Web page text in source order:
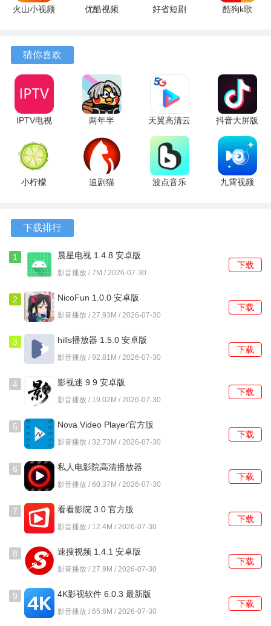
软件亮点
1、学习路径规划并非固定模板，而是根据用户已学内容和预
设目标动态调整，形成专属的进阶方案。
2、内容库保持高频次更新，不仅限于课程，还包括最新的法
规解读、行业判例分析等前沿资讯。
3、在听课过程中遇到疑难，可以直接在课程页面提交问题，
会有相关领域的讲师或助教进行实时解答。
1、支持高清视频流媒体播放，允许调整播放速度，并提供清
晰的字幕文稿，适应不同的学习习惯。
2、设定学习计划后，系统会根据计划时间点，通过消息推送
的方式发出提醒，帮助维持学习节奏。
3、所有学习记录，包括笔记、收藏的课程片段和提问历史，
都会在个人中心集中保存并支持检索。
4、完成特定章节或课程后，会提供配套的练习题或案例分析
作业，用于巩固所学知识点。
使用教程
1、首次进入后，系统会引导进行专业领域与学习目标的选
择，例如选择商事诉讼并设定一年内精通的目标。
2、在首页的推荐路径中，会看到根据上一步选择生成的课程
列表，列表标明了建议的学习顺序与时间安排。
3、点击任意课程进入详情页，可以先观看标记为试听的章
节，确认讲师风格与内容深度是否符合预期。
4、学习视频时，点击屏幕右侧的笔记图标，可以添加时间戳
笔记，这些笔记会自动关联到对应的视频位置。
5、完成一个阶段的学习后，进入学习报告页面，可以查看本
阶段的知识点掌握度分析以及与其他学员的进度对比。
火山小视频
版
优酷视频
好省短剧
酷狗k歌
猜你喜欢
IPTV电视
手机版
两年半
版
天翼高清云
电视
5.5.51.7 安
卓版
抖音大屏版
9.9.2002
安卓版
小柠檬
追剧猫
波点音乐
九霄视频
下载排行
1 晨星电视 1.4.8 安卓版
影音播放 / 7M / 2026-07-30
下载
2 NicoFun 1.0.0 安卓版
影音播放 / 27.93M / 2026-07-30
下载
3 hills播放器 1.5.0 安卓版
影音播放 / 92.81M / 2026-07-30
下载
4 影视迷 9.9 安卓版
影音播放 / 19.02M / 2026-07-30
下载
5
Nova Video Player官方版
6.4.28 6.4.28-
影音播放 / 32.73M / 2026-07-30
下载
6
私人电影院高清播放器
1.0.15.1001 安卓版
影音播放 / 60.37M / 2026-07-30
下载
7 看看影院 3.0 官方版
影音播放 / 12.4M / 2026-07-30
下载
8 速搜视频 1.4.1 安卓版
影音播放 / 27.9M / 2026-07-30
下载
9 4K影视软件 6.0.3 最新版
影音播放 / 65.6M / 2026-07-30
下载